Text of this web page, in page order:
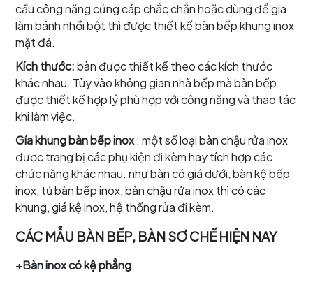
cầu công năng cứng cáp chắc chắn hoặc dùng để gia
làm bánh nhồi bột thì được thiết kế bàn bếp khung inox
mặt đá.
Kích thước:bàn được thiết kế theo các kích thước
khác nhau. Tùy vào không gian nhà bếp mà bàn bếp
được thiết kế hợp lý phù hợp với công năng và thao tác
khi làm việc.
Gía khung bàn bếp inox: một số loại bàn chậu rửa inox
được trang bị các phụ kiện đi kèm hay tích hợp các
chức năng khác nhau. như bàn có giá dưới, bàn kệ bếp
inox, tủ bàn bếp inox, bàn chậu rửa inox thì có các
khung, giá kệ inox, hệ thống rửa đi kèm.
CÁC MẪU BÀN BẾP, BÀN SƠ CHẾ HIỆN NAY
+Bàn inox có kệ phẳng